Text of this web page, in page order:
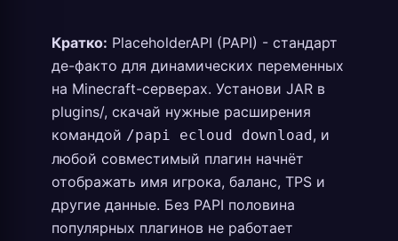
Кратко: PlaceholderAPI (PAPI) - стандарт
де-факто для динамических переменных
на Minecraft-серверах. Установи JAR в
plugins/, скачай нужные расширения
командой /papi ecloud download, и
любой совместимый плагин начнёт
отображать имя игрока, баланс, TPS и
другие данные. Без PAPI половина
популярных плагинов не работает